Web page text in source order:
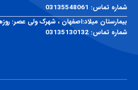
شماره تماس: 03135548061
بیمارستان میلاد:اصفهان ، شهرک ولی عصر:
شماره تماس:03135130132